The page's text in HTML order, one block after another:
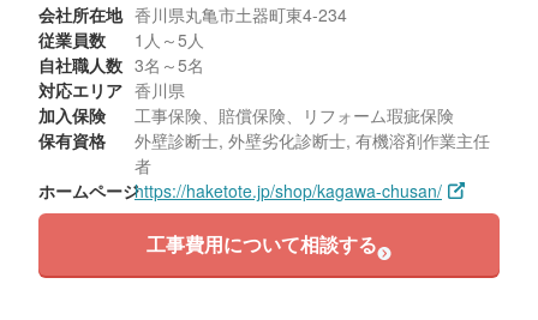
会社所在地 香川県丸亀市土器町東4-234
従業員数
1人～5人
自社職人数 3名～5名
対応エリア 香川県
加入保険
工事保険、賠償保険、リフォーム瑕疵保険
保有資格
外壁診断士, 外壁劣化診断士, 有機溶剤作業主任
者
ホームページhttps://haketote.jp/shop/kagawa-chusan/
工事費用について相談する